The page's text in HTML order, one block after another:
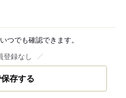
つでも確認できます。
登録なし
存する